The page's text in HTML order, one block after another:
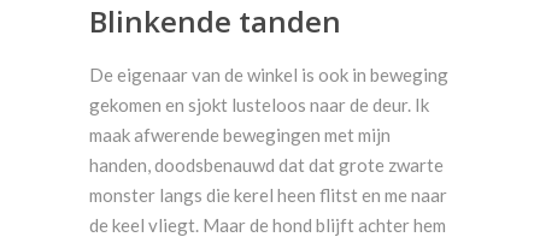
Blinkende tanden
De eigenaar van de winkel is ook in beweging
gekomen en sjokt lusteloos naar de deur. Ik
maak afwerende bewegingen met mijn
handen, doodsbenauwd dat dat grote zwarte
monster langs die kerel heen flitst en me naar
de keel vliegt. Maar de hond blijft achter hem